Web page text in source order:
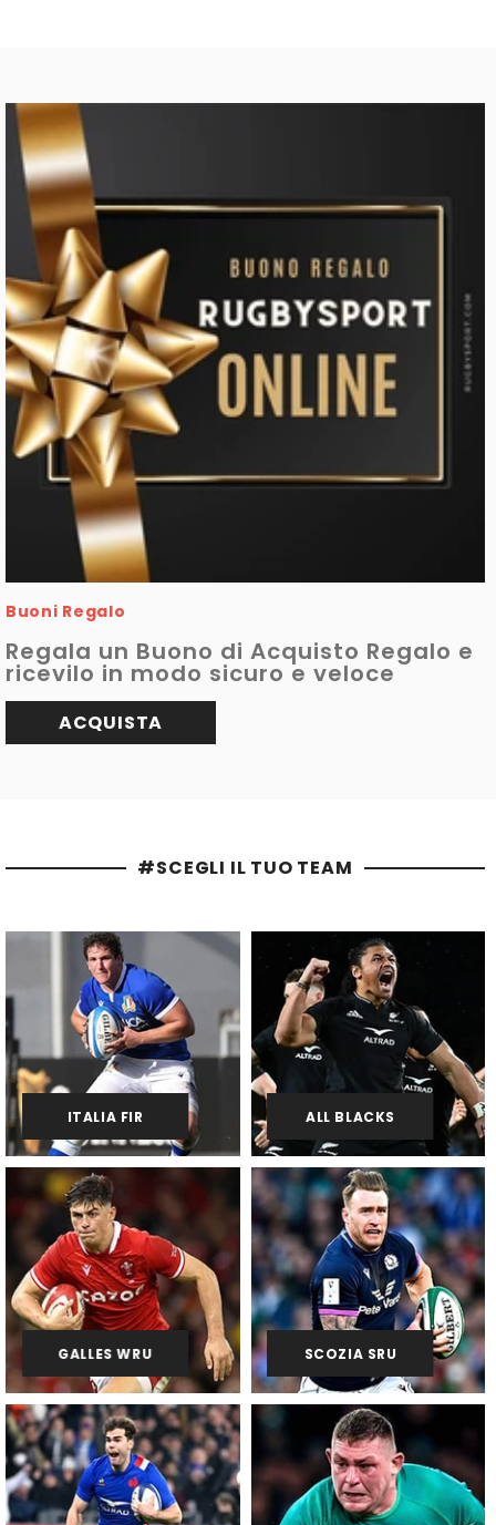
Buoni Regalo
Regala un Buono di Acquisto Regalo e
ricevilo in modo sicuro e veloce
ACQUISTA
#SCEGLI IL TUO TEAM
ITALIA FIR ALL BLACKS
GALLES WRU SCOZIA SRU